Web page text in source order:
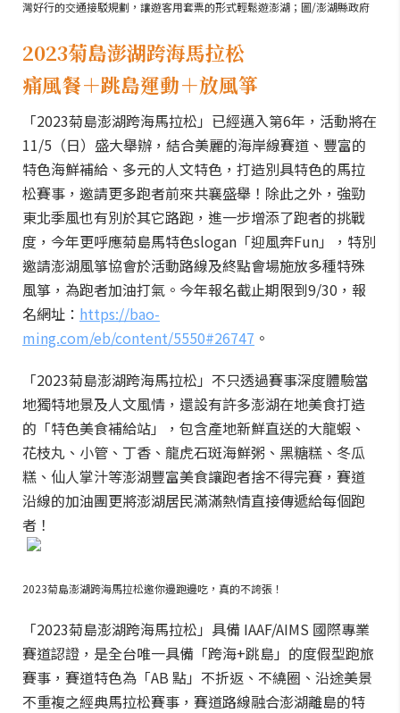
灣好行的交通接駁規劃，讓遊客用套票的形式輕鬆遊澎湖；圖/澎湖縣政府
2023菊島澎湖跨海馬拉松
痛風餐＋跳島運動＋放風箏
「2023菊島澎湖跨海馬拉松」已經邁入第6年，活動將在
11/5（日）盛大舉辦，結合美麗的海岸線賽道、豐富的
特色海鮮補給、多元的人文特色，打造別具特色的馬拉
松賽事，邀請更多跑者前來共襄盛舉！除此之外，強勁
東北季風也有別於其它路跑，進一步增添了跑者的挑戰
度，今年更呼應菊島馬特色slogan「迎風奔Fun」，特別
邀請澎湖風箏協會於活動路線及終點會場施放多種特殊
風箏，為跑者加油打氣。今年報名截止期限到9/30，報
名網址： https://bao-
ming.com/eb/content/5550#26747 。
「2023菊島澎湖跨海馬拉松」不只透過賽事深度體驗當
地獨特地景及人文風情，還設有許多澎湖在地美食打造
的「特色美食補給站」，包含產地新鮮直送的大龍蝦、
花枝丸、小管、丁香、龍虎石斑海鮮粥、黑糖糕、冬瓜
糕、仙人掌汁等澎湖豐富美食讓跑者捨不得完賽，賽道
沿線的加油團更將澎湖居民滿滿熱情直接傳遞給每個跑
者！
2023菊島澎湖跨海馬拉松邀你邊跑邊吃，真的不誇張！
「2023菊島澎湖跨海馬拉松」具備 IAAF/AIMS 國際專業
賽道認證，是全台唯一具備「跨海+跳島」的度假型跑旅
賽事，賽道特色為「AB 點」不折返、不繞圈、沿途美景
不重複之經典馬拉松賽事，賽道路線融合澎湖離島的特